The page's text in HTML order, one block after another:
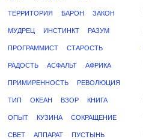
ТЕРРИТОРИЯ БАРОН ЗАКОН
МУДРЕЦ ИНСТИНКТ РАЗУМ
ПРОГРАММИСТ СТАРОСТЬ
РАДОСТЬ АСФАЛЬТ АФРИКА
ПРИМИРЕННОСТЬ РЕВОЛЮЦИЯ
ТИП ОКЕАН ВЗОР КНИГА
ОПЫТ КУЗИНА СОКРАЩЕНИЕ
СВЕТ АППАРАТ ПУСТЫНЬ